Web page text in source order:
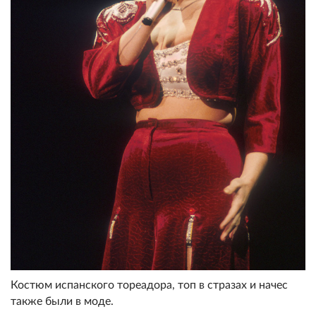
Костюм испанского тореадора, топ в стразах и начес
также были в моде.